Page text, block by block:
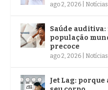
ago 2, 2026 Notícias
Saúde auditiva:
população
precoce
ago 2, 2026 Notícias
Jet Lag: porque